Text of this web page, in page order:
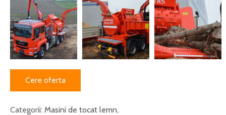
Cere oferta
Categorii: Masini de tocat lemn